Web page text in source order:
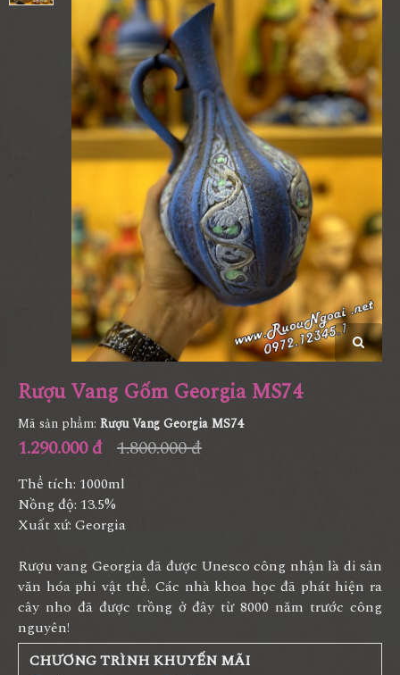
Rượu Vang Gốm Georgia MS74
Mã sản phẩm: Rượu Vang Georgia MS74
1.290.000 đ 1.800.000 đ
Thể tích: 1000ml
Nồng độ: 13.5%
Xuất xứ: Georgia
Rượu vang Georgia đã được Unesco công nhận là di sản
văn hóa phi vật thể. Các nhà khoa học đã phát hiện ra
cây nho đã được trồng ở đây từ 8000 năm trước công
nguyên!
CHƯƠNG TRÌNH KHUYẾN MÃI